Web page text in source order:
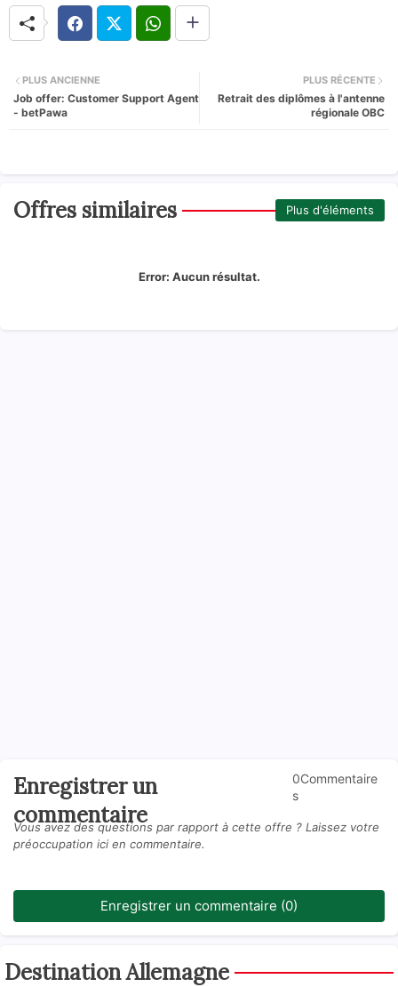
PLUS RÉCENTE
Retrait des diplômes à l'antenne
régionale OBC
PLUS ANCIENNE
Job offer: Customer Support Agent
- betPawa
Offres similaires Plus d'éléments
Error: Aucun résultat.
Enregistrer un
commentaire
0Commentaire
s
Vous avez des questions par rapport à cette offre ? Laissez votre
préoccupation ici en commentaire.
Enregistrer un commentaire (0)
Destination Allemagne